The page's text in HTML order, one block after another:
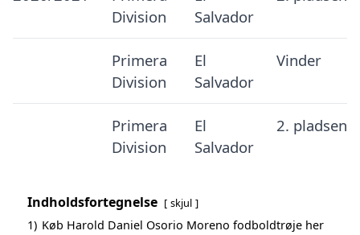
Division
Salvador
Primera
Division
El
Salvador
Vinder
Primera
Division
El
Salvador
2. pladsen
Indholdsfortegnelse skjul
1) Køb Harold Daniel Osorio Moreno fodboldtrøje her